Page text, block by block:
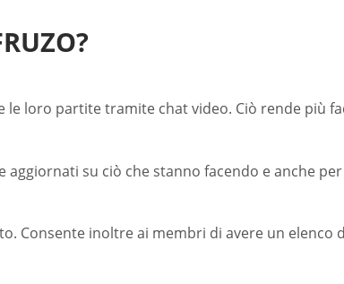
loro partite tramite chat video. Ciò rende più
su ciò che stanno facendo e anche
Consente inoltre ai membri di avere un elenco